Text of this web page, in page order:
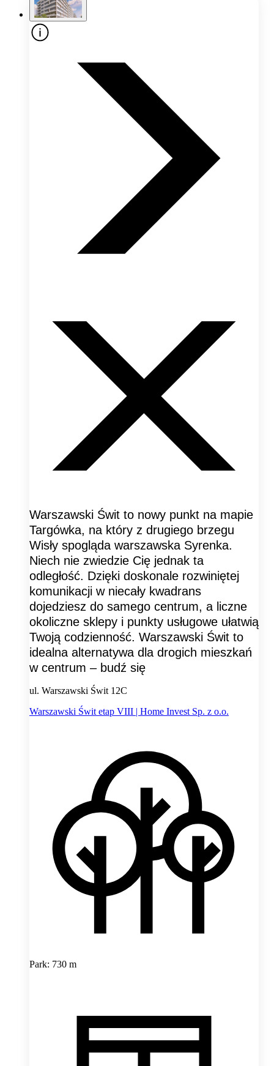
Warszawski Świt to nowy punkt na mapie
Targówka, na który z drugiego brzegu
Wisły spogląda warszawska Syrenka.
Niech nie zwiedzie Cię jednak ta
odległość. Dzięki doskonale rozwiniętej
komunikacji w niecały kwadrans
dojedziesz do samego centrum, a liczne
okoliczne sklepy i punkty usługowe ułatwią
Twoją codzienność. Warszawski Świt to
idealna alternatywa dla drogich mieszkań
w centrum – budź się
ul. Warszawski Świt 12C
Warszawski Świt etap VIII | Home Invest Sp. z o.o.
Park: 730 m